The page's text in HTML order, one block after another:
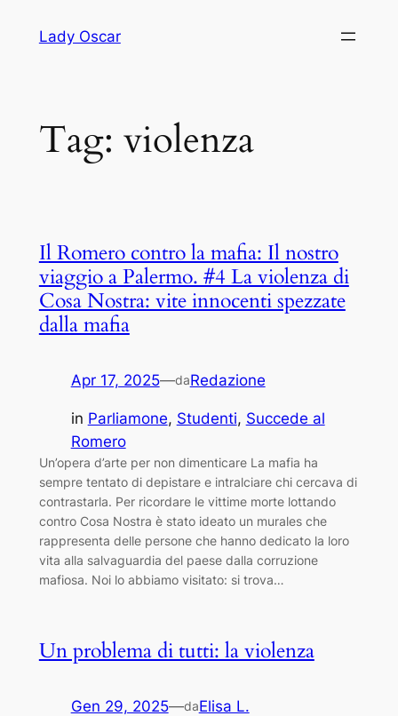
Lady Oscar
Tag: violenza
Il Romero contro la mafia: Il nostro
viaggio a Palermo. #4 La violenza di
Cosa Nostra: vite innocenti spezzate
dalla mafia
Apr 17, 2025—daRedazione
in Parliamone, Studenti, Succede al
Romero
Un’opera d’arte per non dimenticare La mafia ha
sempre tentato di depistare e intralciare chi cercava di
contrastarla. Per ricordare le vittime morte lottando
contro Cosa Nostra è stato ideato un murales che
rappresenta delle persone che hanno dedicato la loro
vita alla salvaguardia del paese dalla corruzione
mafiosa. Noi lo abbiamo visitato: si trova…
Un problema di tutti: la violenza
Gen 29, 2025—daElisa L.